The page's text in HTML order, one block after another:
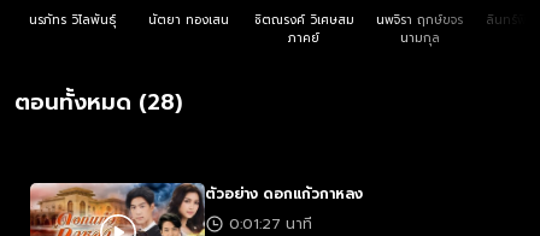
นรภัทร วิไลพันธุ์ นัตยา ทองเสน
ชิตณรงค์ วิเศษสม
ภาคย์
นพจิรา ฤกษ์ขจร
นามกุล
ลินทร์พิต
ตอนทั้งหมด (28)
ตัวอย่าง ดอกแก้วกาหลง
0:01:27 นาที